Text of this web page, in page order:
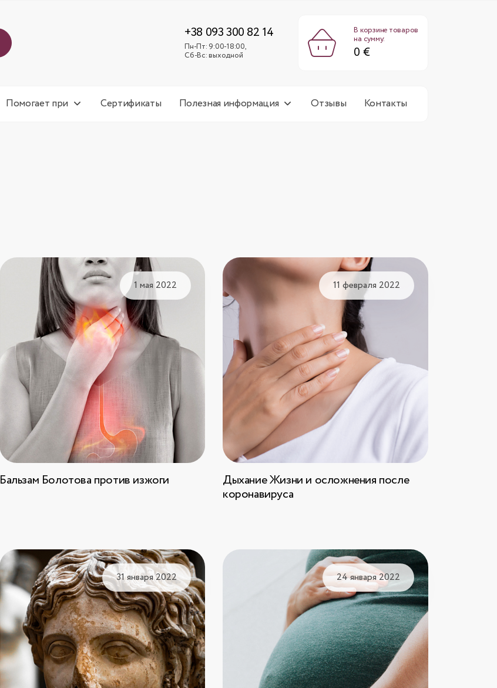
+38 093 300 82 14
Пн-Пт: 9:00-18:00,
Сб-Вс: выходной
В корзине товаров
на сумму:
0 €
Помогает при Сертификаты Полезная информация Отзывы Контакты
1 мая 2022
Бальзам Болотова против изжоги
11 февраля 2022
Дыхание Жизни и осложнения после
коронавируса
31 января 2022 24 января 2022